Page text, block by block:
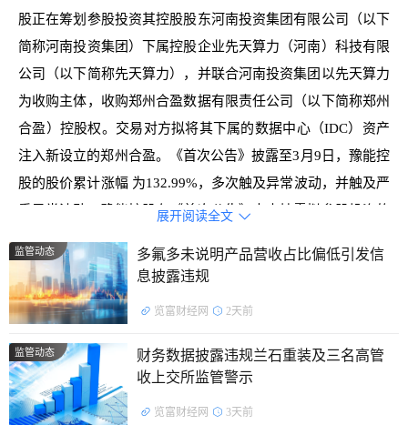
股正在筹划参股投资其控股股东河南投资集团有限公司（以下
简称河南投资集团）下属控股企业先天算力（河南）科技有限
公司（以下简称先天算力），并联合河南投资集团以先天算力
为收购主体，收购郑州合盈数据有限责任公司（以下简称郑州
合盈）控股权。交易对方拟将其下属的数据中心（IDC）资产
注入新设立的郑州合盈。《首次公告》披露至3月9日，豫能控
股的股价累计涨幅 为132.99%，多次触及异常波动，并触及严
重异常波动。豫能控股在《首次公告》中未披露拟参股投资的
实际参与先天算力、郑州合盈具体运营等后续安排等情况，对
数据中心业务发展具体情况披露不完整，未就数据中心业务发
展存在的不确定性充分提示风险。豫能控股参股投资算力资产
首次公告相关信息披露不完整，风险提示不充分。豫能控股的
上述行为违反了本所《股票上市规则（2025年修订）》第1.4
条、第2.1.1条第一款的规定。豫能控股董事长余德忠、总经理
展开阅读全文 
监管动态
多氟多未说明产品营收占比偏低引发信
息披露违规
览富财经网 2天前
监管动态
财务数据披露违规兰石重装及三名高管
收上交所监管警示
览富财经网 3天前